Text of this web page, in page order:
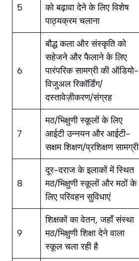
5
को बढ़ावा देने के लिए विशेष
पाठ्यक्रम चलाना
6
बौद्ध कला और संस्कृति को
सहेजने और फैलाने के लिए
पारंपरिक सामग्री की ऑडियो-
विजुअल रिकॉर्डिंग/
दस्तावेज़ीकरण/संग्रह
7
मठ/भिक्षुणी स्कूलों के लिए
आईटी उन्नयन और आईटी-
सक्षम शिक्षण/प्रशिक्षण सामग्री
8
दूर-दराज के इलाकों में स्थित
मठ/भिक्षुणी स्कूलों और मठों के
लिए परिवहन सुविधाएं
9
शिक्षकों का वेतन, जहाँ संस्था
मठ/भिक्षुणी शिक्षा देने वाला
स्कूल चला रही है